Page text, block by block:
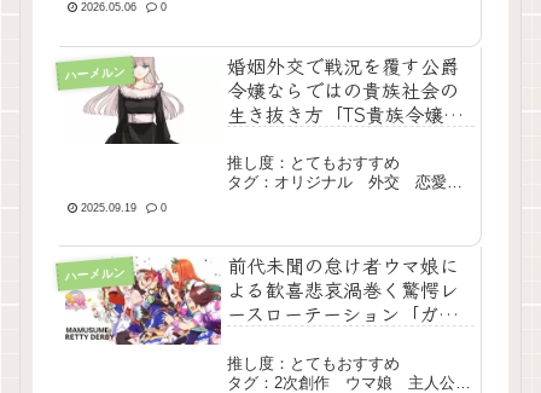
2026.05.06 0
ハーメルン
婚姻外交で戦況を覆す公爵
令嬢ならではの貴族社会の
生き抜き方「TS貴族令嬢の
推し度：とてもおすすめ
タグ：オリジナル 外交 恋愛
2025.09.19 0
ハーメルン
前代未聞の怠け者ウマ娘に
よる歓喜悲哀渦巻く驚愕レ
ースローテーション「ガラ
推し度：とてもおすすめ
タグ：2次創作 ウマ娘 主人公最